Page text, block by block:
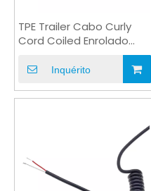
TPE Trailer Cabo Curly
Cord Coiled Enrolado
para EV Charge OEM
Inquérito